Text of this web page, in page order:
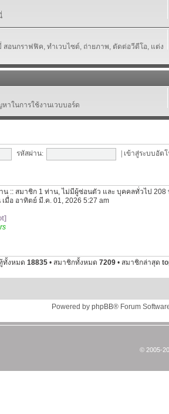
สอนกราฟฟิค, ทำเวบไซต์, ถ่ายภาพ, ตัดต่อวีดีโอ, แต่ง
าในการใช้งานเวบบอร์ด
รหัสผ่าน: เข้าสู่ระบบอัต
น :: สมาชิก 1 ท่าน, ไม่มีผู้ซ่อนตัว และ บุคคลทั่วไป
มื่อ อาทิตย์ มี.ค. 01, 2026 5:27 am
ทั้งหมด 18835 • สมาชิกทั้งหมด 7209 • สมาชิกล่าสุด
Powered by phpBB® Forum
© 2005-